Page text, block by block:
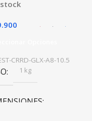
CRRD-GLX-A8-10.5
1 kg